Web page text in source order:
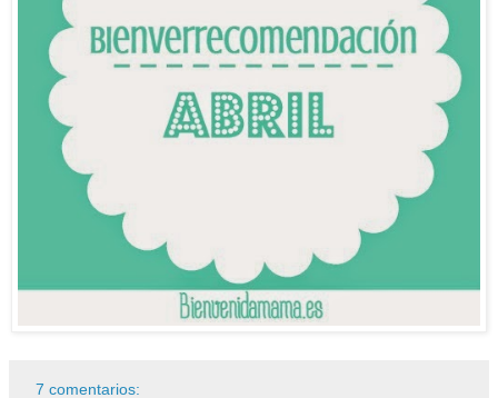
7 comentarios: